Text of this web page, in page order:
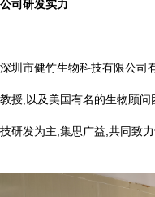
公司研发实力
深圳市健竹生物科技有限公司
教授,以及美国有名的生物顾
技研发为主,集思广益,共同致